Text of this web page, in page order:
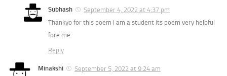
Subhash
September 4, 2022 at 4:37 pm
Thankyo for this poem i am a student its poem very helpful
fore me
Reply
Minakshi
September 5, 2022 at 9:24 am